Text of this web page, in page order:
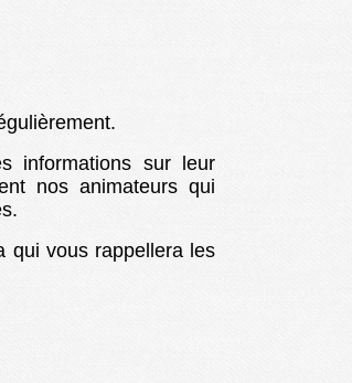
informations sur leur
nos animateurs qui
qui vous rappellera les